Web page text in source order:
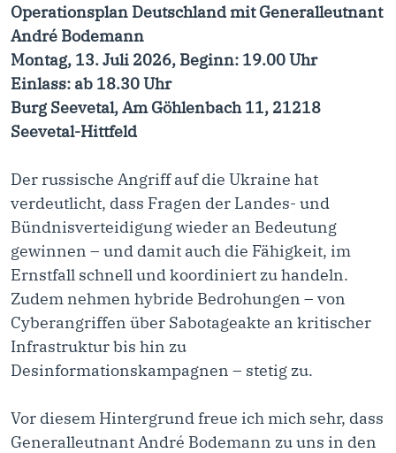
Operationsplan Deutschland mit Generalleutnant
André Bodemann
Montag, 13. Juli 2026, Beginn: 19.00 Uhr
Einlass: ab 18.30 Uhr
Burg Seevetal, Am Göhlenbach 11, 21218
Seevetal-Hittfeld
Der russische Angriff auf die Ukraine hat
verdeutlicht, dass Fragen der Landes- und
Bündnisverteidigung wieder an Bedeutung
gewinnen – und damit auch die Fähigkeit, im
Ernstfall schnell und koordiniert zu handeln.
Zudem nehmen hybride Bedrohungen – von
Cyberangriffen über Sabotageakte an kritischer
Infrastruktur bis hin zu
Desinformationskampagnen – stetig zu.
Vor diesem Hintergrund freue ich mich sehr, dass
Generalleutnant André Bodemann zu uns in den